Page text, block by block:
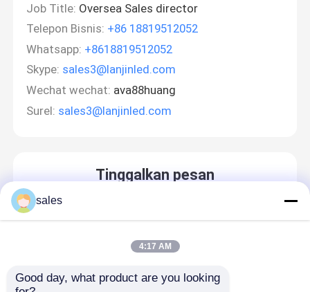
Job Title: Oversea Sales director
Telepon Bisnis: +86 18819512052
Whatsapp: +8618819512052
Skype: sales3@lanjinled.com
Wechat wechat: ava88huang
Surel: sales3@lanjinled.com
Tinggalkan pesan
Kami akan segera menghubungi Anda kembali!
sales
4:17 AM
Good day, what product are you looking